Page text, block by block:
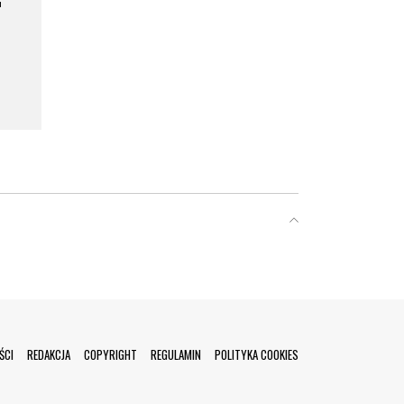
REDAKCJA COPYRIGHT REGULAMIN POLITYKA COOKIES